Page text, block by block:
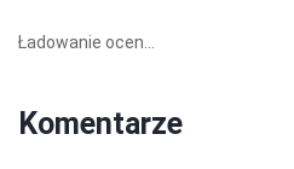
Ładowanie ocen...
Komentarze